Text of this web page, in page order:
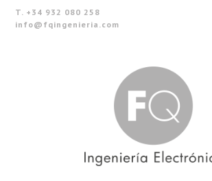
T. +34 932 080 258
info@fqingenieria.com